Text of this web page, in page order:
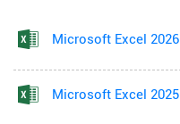
Microsoft Excel 2026
Microsoft Excel 2025